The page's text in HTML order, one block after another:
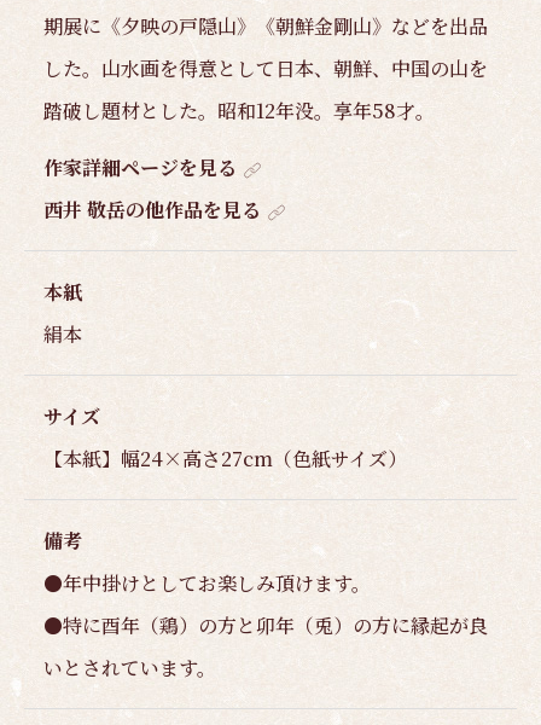
期展に《夕映の戸隠山》《朝鮮金剛山》などを出品
した。山水画を得意として日本、朝鮮、中国の山を
踏破し題材とした。昭和12年没。享年58才。
作家詳細ページを見る
西井 敬岳の他作品を見る
本紙
絹本
サイズ
【本紙】幅24×高さ27cm（色紙サイズ）
備考
●年中掛けとしてお楽しみ頂けます。
●特に酉年（鶏）の方と卯年（兎）の方に縁起が良
いとされています。